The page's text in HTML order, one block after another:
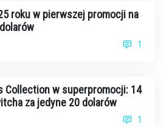
roku w pierwszej promocji na
1
Collection w superpromocji: 14
za jedyne 20 dolarów
1